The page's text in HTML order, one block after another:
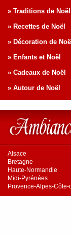
» Traditions de Noël
» Recettes de Noël
» Décoration de Noël
» Enfants et Noël
» Cadeaux de Noël
» Autour de Noël
Alsace
Bretagne
Haute-Normandie
Midi-Pyrénées
Provence-Alpes-Côte-